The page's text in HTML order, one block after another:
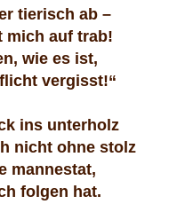
tierisch ab –
mich auf trab!
wie es ist,
vergisst!“
ins unterholz
nicht ohne stolz
mannestat,
folgen hat.